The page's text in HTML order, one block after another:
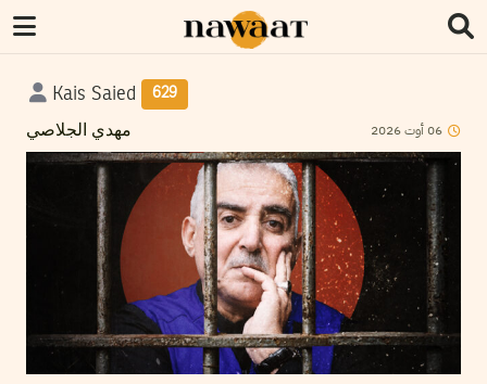
Kais Saied 629
مهدي الجلاصي 06أوت2026